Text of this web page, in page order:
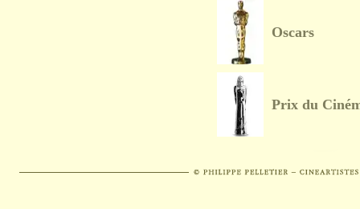
Oscars
Prix du